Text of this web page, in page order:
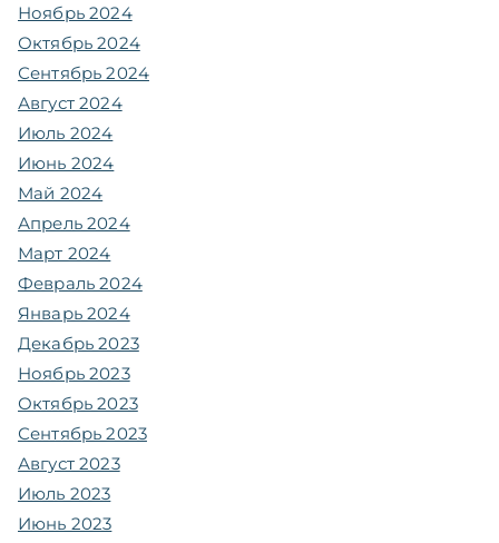
Ноябрь 2024
Октябрь 2024
Сентябрь 2024
Август 2024
Июль 2024
Июнь 2024
Май 2024
Апрель 2024
Март 2024
Февраль 2024
Январь 2024
Декабрь 2023
Ноябрь 2023
Октябрь 2023
Сентябрь 2023
Август 2023
Июль 2023
Июнь 2023